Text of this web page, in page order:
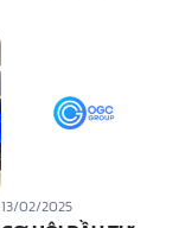
13/02/2025